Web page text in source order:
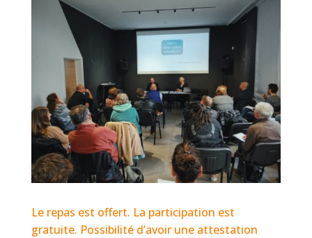
Le repas est offert. La participation est
gratuite. Possibilité d’avoir une attestation